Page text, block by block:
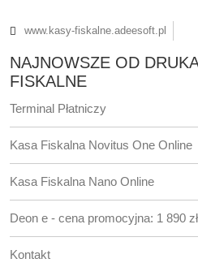
www.kasy-fiskalne.adeesoft.pl
NAJNOWSZE OD
FISKALNE
Terminal Płatniczy
Kasa Fiskalna Novitus One Online
Kasa Fiskalna Nano Online
Deon e - cena promocyjna: 1 890 zł
Kontakt